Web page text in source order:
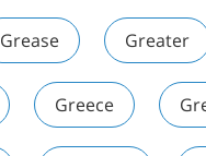
Grease Greater
Greece